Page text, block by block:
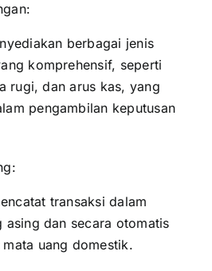
berbagai jenis
komprehensif, seperti
rugi, dan arus kas, yang
pengambilan keputusan
transaksi dalam
asing dan secara otomatis
uang domestik.